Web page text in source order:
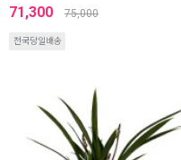
71,300 75,000
전국당일배송